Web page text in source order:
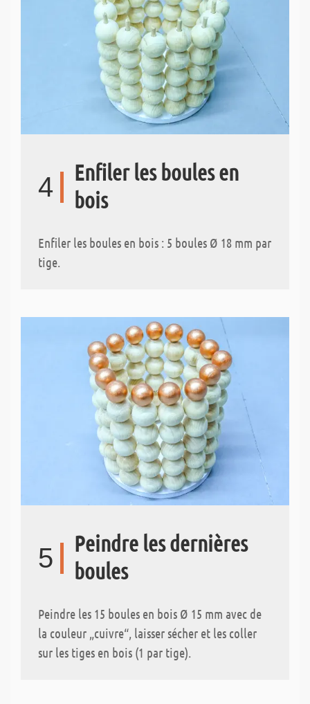
4
Enfiler les boules en
bois
Enfiler les boules en bois : 5 boules Ø 18 mm par
tige.
5
Peindre les dernières
boules
Peindre les 15 boules en bois Ø 15 mm avec de
la couleur „cuivre“, laisser sécher et les coller
sur les tiges en bois (1 par tige).